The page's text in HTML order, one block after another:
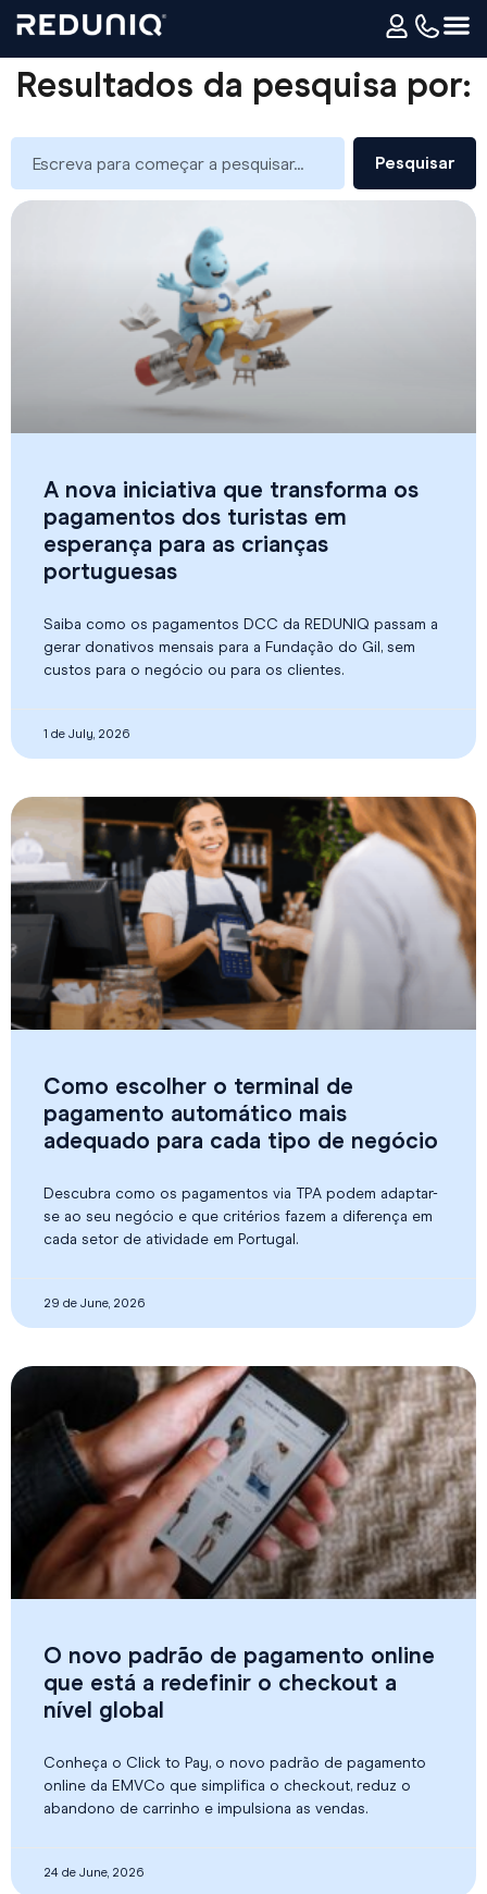
Resultados da pesquisa por:
Pesquisar
A nova iniciativa que transforma os
pagamentos dos turistas em
esperança para as crianças
portuguesas
Saiba como os pagamentos DCC da REDUNIQ passam a
gerar donativos mensais para a Fundação do Gil, sem
custos para o negócio ou para os clientes.
1 de July, 2026
Como escolher o terminal de
pagamento automático mais
adequado para cada tipo de negócio
Descubra como os pagamentos via TPA podem adaptar-
se ao seu negócio e que critérios fazem a diferença em
cada setor de atividade em Portugal.
29 de June, 2026
O novo padrão de pagamento online
que está a redefinir o checkout a
nível global
Conheça o Click to Pay, o novo padrão de pagamento
online da EMVCo que simplifica o checkout, reduz o
abandono de carrinho e impulsiona as vendas.
24 de June, 2026